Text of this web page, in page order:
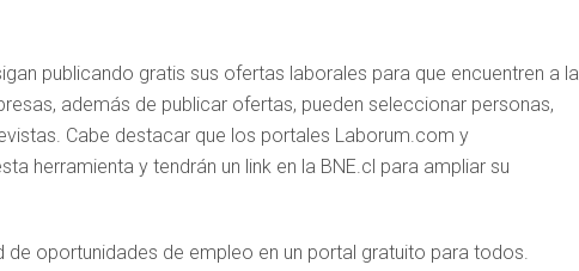
publicando gratis sus ofertas laborales para que encuentren a la
además de publicar ofertas, pueden seleccionar personas,
Cabe destacar que los portales Laborum.com y
herramienta y tendrán un link en la BNE.cl para ampliar su
oportunidades de empleo en un portal gratuito para todos.